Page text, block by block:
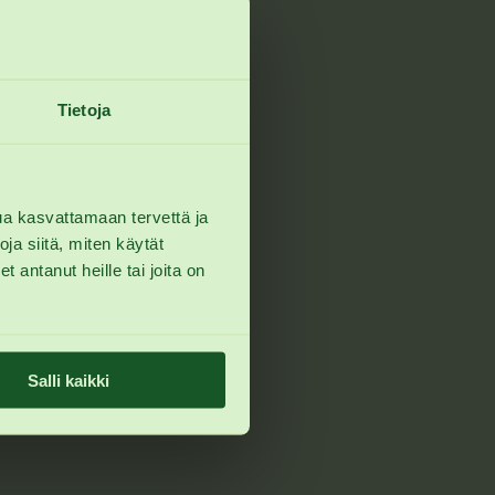
Tietoja
kasvattamaan tervettä ja
siitä, miten käytät
antanut heille tai joita on
Salli kaikki